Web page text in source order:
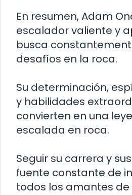
En resumen, Adam
escalador valiente y
busca
desafíos en la roca.
Su determinación,
y habilidades
convierten en una
escalada en roca.
Seguir su carrera y
fuente constante de
todos los amantes